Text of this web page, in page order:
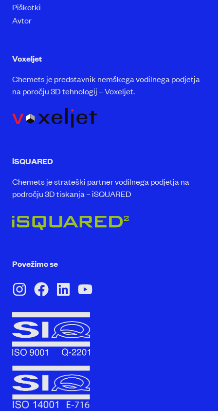
Piškotki
Avtor
Voxeljet
Chemets je predstavnik nemškega vodilnega podjetja
na poročju 3D tehnologij – Voxeljet.
iSQUARED
Chemets je strateški partner vodilnega podjetja na
področju 3D tiskanja – iSQUARED
Povežimo se